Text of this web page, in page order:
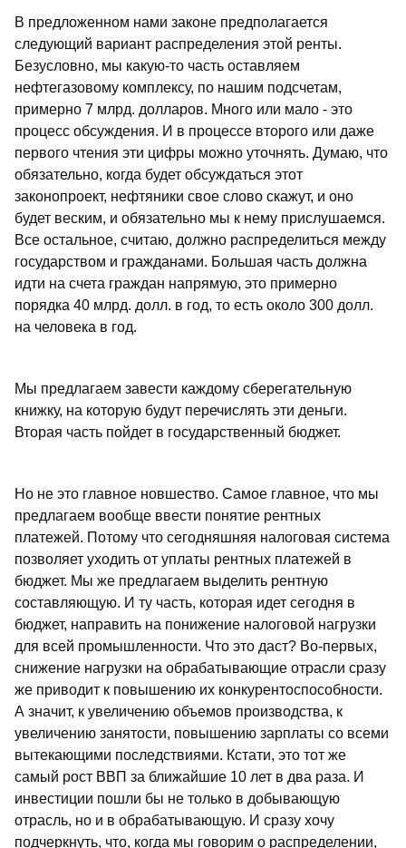
В предложенном нами законе предполагается
следующий вариант распределения этой ренты.
Безусловно, мы какую-то часть оставляем
нефтегазовому комплексу, по нашим подсчетам,
примерно 7 млрд. долларов. Много или мало - это
процесс обсуждения. И в процессе второго или даже
первого чтения эти цифры можно уточнять. Думаю, что
обязательно, когда будет обсуждаться этот
законопроект, нефтяники свое слово скажут, и оно
будет веским, и обязательно мы к нему прислушаемся.
Все остальное, считаю, должно распределиться между
государством и гражданами. Большая часть должна
идти на счета граждан напрямую, это примерно
порядка 40 млрд. долл. в год, то есть около 300 долл.
на человека в год.
Мы предлагаем завести каждому сберегательную
книжку, на которую будут перечислять эти деньги.
Вторая часть пойдет в государственный бюджет.
Но не это главное новшество. Самое главное, что мы
предлагаем вообще ввести понятие рентных
платежей. Потому что сегодняшняя налоговая система
позволяет уходить от уплаты рентных платежей в
бюджет. Мы же предлагаем выделить рентную
составляющую. И ту часть, которая идет сегодня в
бюджет, направить на понижение налоговой нагрузки
для всей промышленности. Что это даст? Во-первых,
снижение нагрузки на обрабатывающие отрасли сразу
же приводит к повышению их конкурентоспособности.
А значит, к увеличению объемов производства, к
увеличению занятости, повышению зарплаты со всеми
вытекающими последствиями. Кстати, это тот же
самый рост ВВП за ближайшие 10 лет в два раза. И
инвестиции пошли бы не только в добывающую
отрасль, но и в обрабатывающую. И сразу хочу
подчеркнуть, что, когда мы говорим о распределении,